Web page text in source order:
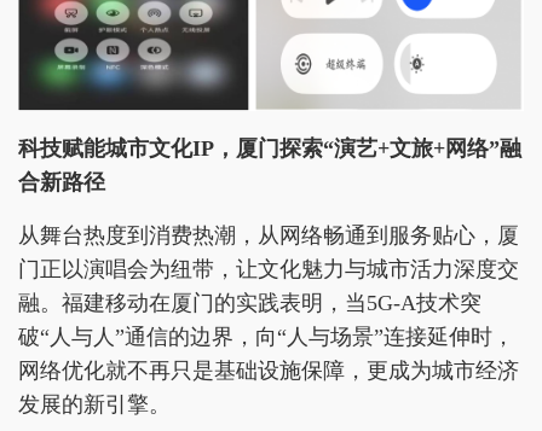
科技赋能城市文化IP，厦门探索“演艺+文旅+网络”融
合新路径
从舞台热度到消费热潮，从网络畅通到服务贴心，厦
门正以演唱会为纽带，让文化魅力与城市活力深度交
融。福建移动在厦门的实践表明，当5G-A技术突
破“人与人”通信的边界，向“人与场景”连接延伸时，
网络优化就不再只是基础设施保障，更成为城市经济
发展的新引擎。